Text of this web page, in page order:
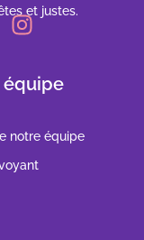
et justes.
équipe
notre équipe